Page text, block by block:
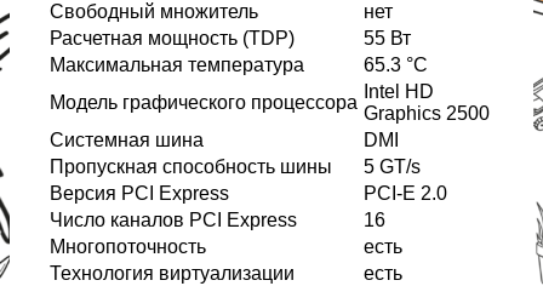
Свободный множитель
нет
Расчетная мощность (TDP)
55 Вт
Максимальная температура
65.3 °C
Модель графического процессора
Intel HD
Graphics 2500
Системная шина
DMI
Пропускная способность шины
5 GT/s
Версия PCI Express
PCI-E 2.0
Число каналов PCI Express
16
Многопоточность
есть
Технология виртуализации
есть